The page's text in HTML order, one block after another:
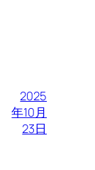
2025
年10月
23日